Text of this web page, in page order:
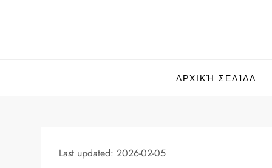
ΑΡΧΙΚΉ ΣΕΛΊΔΑ
Last updated: 2026-02-05